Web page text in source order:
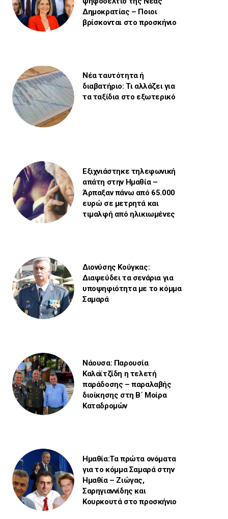
Δημοκρατίας – Ποιοι
βρίσκονται στο προσκήνιο
Νέα ταυτότητα ή
διαβατήριο: Τι αλλάζει για
τα ταξίδια στο εξωτερικό
Εξιχνιάστηκε τηλεφωνική
απάτη στην Ημαθία –
Άρπαξαν πάνω από 65.000
ευρώ σε μετρητά και
τιμαλφή από ηλικιωμένες
Διονύσης Κούγκας:
Διαψεύδει τα σενάρια για
υποψηφιότητα με το κόμμα
Σαμαρά
Νάουσα: Παρουσία
Καλαϊτζίδη η τελετή
παράδοσης – παραλαβής
διοίκησης στη Β΄ Μοίρα
Καταδρομών
Ημαθία:Τα πρώτα ονόματα
για το κόμμα Σαμαρά στην
Ημαθία – Ζιώγας,
Σαρηγιαννίδης και
Κουρκουτά στο προσκήνιο